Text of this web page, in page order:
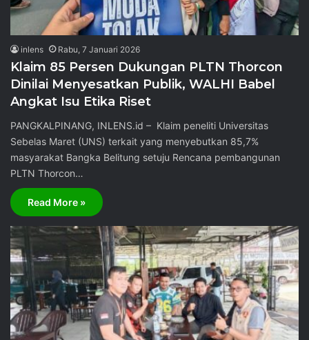
inlens Rabu, 7 Januari 2026
Klaim 85 Persen Dukungan PLTN Thorcon
Dinilai Menyesatkan Publik, WALHI Babel
Angkat Isu Etika Riset
PANGKALPINANG, INLENS.id – Klaim peneliti Universitas
Sebelas Maret (UNS) terkait yang menyebutkan 85,7%
masyarakat Bangka Belitung setuju Rencana pembangunan
PLTN Thorcon…
Read More »